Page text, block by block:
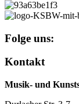
Folge uns:
Kontakt
Musik- und